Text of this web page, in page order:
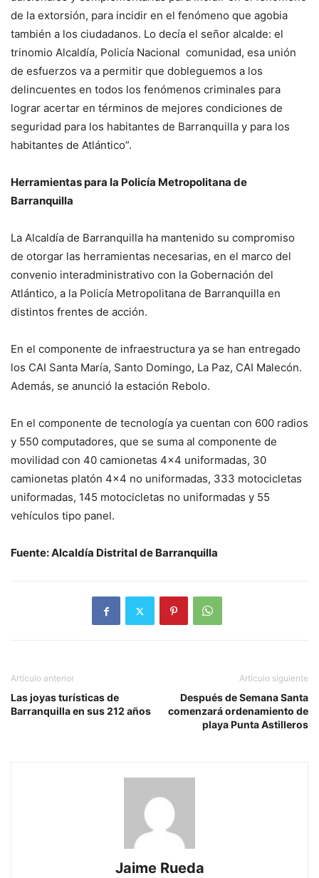
de la extorsión, para incidir en el fenómeno que agobia
también a los ciudadanos. Lo decía el señor alcalde: el
trinomio Alcaldía, Policía Nacional comunidad, esa unión
de esfuerzos va a permitir que dobleguemos a los
delincuentes en todos los fenómenos criminales para
lograr acertar en términos de mejores condiciones de
seguridad para los habitantes de Barranquilla y para los
habitantes de Atlántico”.
Herramientas para la Policía Metropolitana de
Barranquilla
La Alcaldía de Barranquilla ha mantenido su compromiso
de otorgar las herramientas necesarias, en el marco del
convenio interadministrativo con la Gobernación del
Atlántico, a la Policía Metropolitana de Barranquilla en
distintos frentes de acción.
En el componente de infraestructura ya se han entregado
los CAI Santa María, Santo Domingo, La Paz, CAI Malecón.
Además, se anunció la estación Rebolo.
En el componente de tecnología ya cuentan con 600 radios
y 550 computadores, que se suma al componente de
movilidad con 40 camionetas 4×4 uniformadas, 30
camionetas platón 4×4 no uniformadas, 333 motocicletas
uniformadas, 145 motocicletas no uniformadas y 55
vehículos tipo panel.
Fuente: Alcaldía Distrital de Barranquilla
Artículo anterior
Las joyas turísticas de
Barranquilla en sus 212 años
Artículo siguiente
Después de Semana Santa
comenzará ordenamiento de
playa Punta Astilleros
Jaime Rueda